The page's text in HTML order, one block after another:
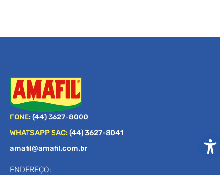
FONE:(44) 3627-8000
WHATSAPP SAC:(44) 3627-8041
amafil@amafil.com.br
ENDEREÇO: